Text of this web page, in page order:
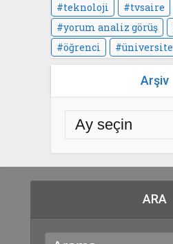
teknoloji
tvsaire
yorum analiz görüş
öğrenci
üniversite
Arşiv
ARA